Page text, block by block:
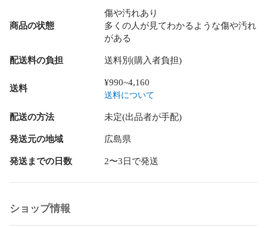
ます。
問題が解決していない状態での受取評価・キャンセル申請は
【領収書について】
弊社にて領収書の発行は行っていません。
購入時に自動送付されるメールや、決済手段ごとに発行され
使えます。)
クレジットカード払い：カード会社が発行する利用明細
コンビニ／ATM払い：コンビニが発行するレシート(領収書)や
利用明細
商品の状態
傷や汚れあり
多くの人が見てわかるような傷や汚れ
がある
配送料の負担 送料別(購入者負担)
送料
¥990~4,160
送料について
配送の方法 未定(出品者が手配)
発送元の地域 広島県
発送までの日数 2〜3日で発送
ショップ情報